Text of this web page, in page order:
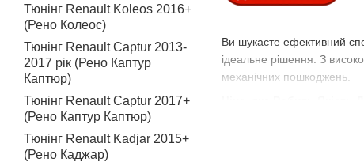
Ви шукаєте ефективний
ідеальне рішення. З
механічних пошкоджень.
Тюнінг Renault Koleos 2016+
(Рено Колеос)
Тюнінг Renault Captur 2013-
2017 рік (Рено Каптур
Каптюр)
Тюнінг Renault Captur 2017+
(Рено Каптур Каптюр)
Тюнінг Renault Kadjar 2015+
(Рено Каджар)